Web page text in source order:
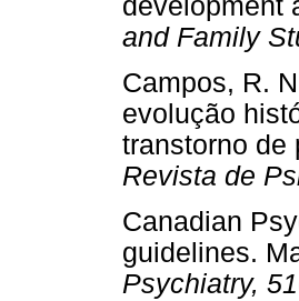
and Family
Campos, R.
evolução
transtorno de
Revista de
Canadian
guidelines.
Psychiatry, 51